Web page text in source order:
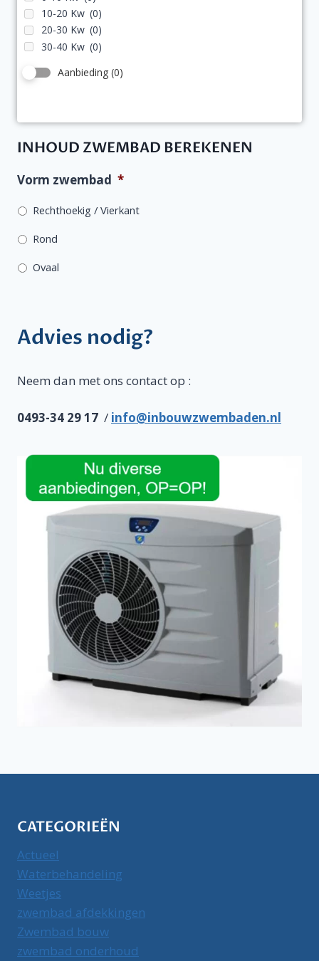
10-20 Kw (0)
20-30 Kw (0)
30-40 Kw (0)
Aanbieding (0)
INHOUD ZWEMBAD BEREKENEN
Vorm zwembad *
Rechthoekig / Vierkant
Rond
Ovaal
Advies nodig?
Neem dan met ons contact op :
0493-34 29 17 / info@inbouwzwembaden.nl
CATEGORIEËN
Actueel
Waterbehandeling
Weetjes
zwembad afdekkingen
Zwembad bouw
zwembad onderhoud